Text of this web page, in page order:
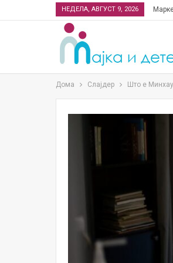
НЕДЕЛА, АВГУСТ 9, 2026
Дома Слајдер Што е